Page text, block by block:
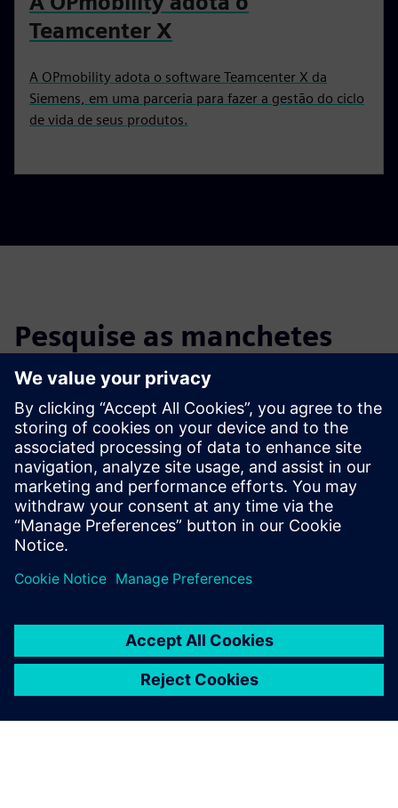
Teamcenter X
A OPmobility adota o software Teamcenter X da
Siemens, em uma parceria para fazer a gestão do ciclo
de vida de seus produtos.
Pesquise as manchetes
Filtre as manchetes de notícias e comunicados de imprensa
anteriores.
Global news portal
Get the latest global press releases, press feature, images and